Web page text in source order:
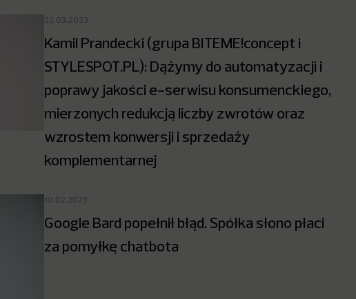
22.03.2023
Kamil Prandecki (grupa BITEME!concept i
STYLESPOT.PL): Dążymy do automatyzacji i
poprawy jakości e-serwisu konsumenckiego,
mierzonych redukcją liczby zwrotów oraz
wzrostem konwersji i sprzedaży
komplementarnej
10.02.2023
Google Bard popełnił błąd. Spółka słono płaci
za pomyłkę chatbota